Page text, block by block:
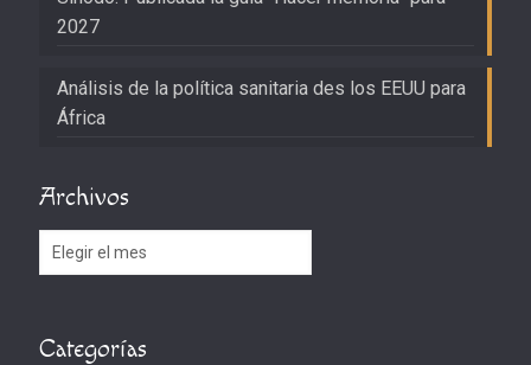
2027
Análisis de la política sanitaria des los EEUU para
África
Archivos
Archivos
Categorías